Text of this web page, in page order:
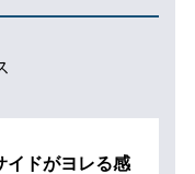
イドがヨレる感